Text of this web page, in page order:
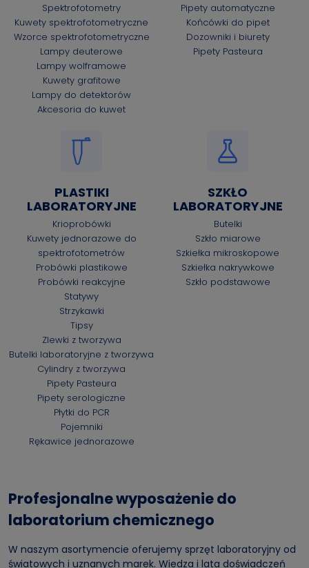
Spektrofotometry
Kuwety spektrofotometryczne
Wzorce spektrofotometryczne
Lampy deuterowe
Lampy wolframowe
Kuwety grafitowe
Lampy do detektorów
Akcesoria do kuwet
Pipety automatyczne
Końcówki do pipet
Dozowniki i biurety
Pipety Pasteura
PLASTIKI
LABORATORYJNE
Krioprobówki
Kuwety jednorazowe do
spektrofotometrów
Probówki plastikowe
Probówki reakcyjne
Statywy
Strzykawki
Tipsy
Zlewki z tworzywa
Butelki laboratoryjne z tworzywa
Cylindry z tworzywa
Pipety Pasteura
Pipety serologiczne
Płytki do PCR
Pojemniki
Rękawice jednorazowe
SZKŁO
LABORATORYJNE
Butelki
Szkło miarowe
Szkiełka mikroskopowe
Szkiełka nakrywkowe
Szkło podstawowe
Profesjonalne wyposażenie do
laboratorium chemicznego
W naszym asortymencie oferujemy sprzęt laboratoryjny od
światowych i uznanych marek. Wiedza i lata doświadczeń